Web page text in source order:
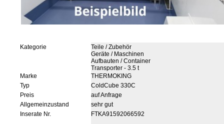
Kategorie
Teile / Zubehör
Geräte / Maschinen
Aufbauten / Container
Transporter - 3.5 t
Marke
THERMOKING
Typ
ColdCube 330C
Preis
auf Anfrage
Allgemeinzustand
sehr gut
Inserate Nr.
FTKA91592066592